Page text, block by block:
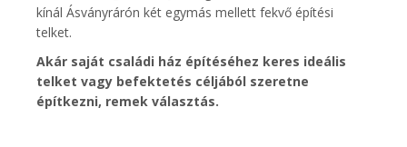
kínál Ásványrárón két egymás mellett fekvő építési
telket.
Akár saját családi ház építéséhez keres ideális
telket vagy befektetés céljából szeretne
építkezni, remek választás.